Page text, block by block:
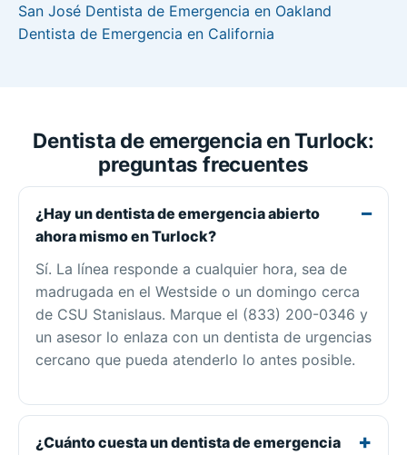
San José Dentista de Emergencia en Oakland
Dentista de Emergencia en California
Dentista de emergencia en Turlock:
preguntas frecuentes
¿Hay un dentista de emergencia abierto
ahora mismo en Turlock?
Sí. La línea responde a cualquier hora, sea de
madrugada en el Westside o un domingo cerca
de CSU Stanislaus. Marque el (833) 200-0346 y
un asesor lo enlaza con un dentista de urgencias
cercano que pueda atenderlo lo antes posible.
¿Cuánto cuesta un dentista de emergencia